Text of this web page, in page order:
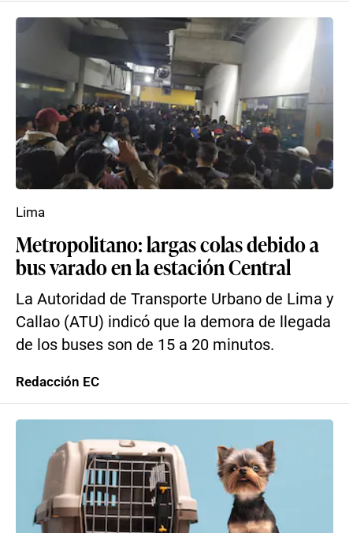
Metropolitano: largas colas debido a
bus varado en la estación Central
La Autoridad de Transporte Urbano de Lima y
Callao (ATU) indicó que la demora de llegada
de los buses son de 15 a 20 minutos.
Lima
Redacción EC